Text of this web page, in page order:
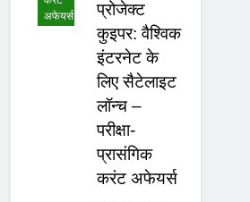
अफेयर्स
प्रोजेक्ट
कुइपर: वैश्विक
इंटरनेट के
लिए सैटेलाइट
लॉन्च –
परीक्षा-
प्रासंगिक
करंट अफेयर्स